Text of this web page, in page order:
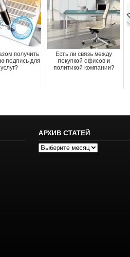
получить
подпись для
Есть ли связь между
покупкой офисов и
политикой компании?
АРХИВ СТАТЕЙ
Архив